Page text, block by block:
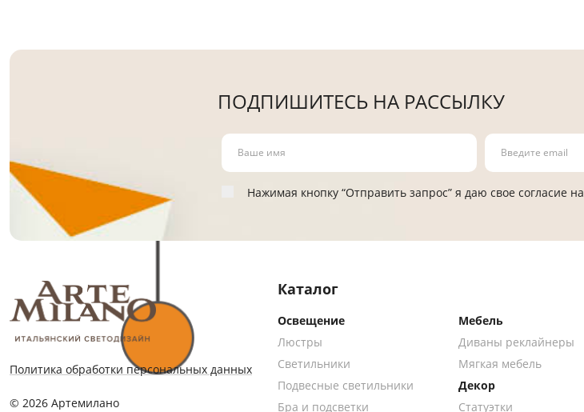
ПОДПИШИТЕСЬ НА РАССЫЛКУ
Нажимая кнопку “Отправить запрос” я даю свое согласие на
Политика обработки персональных данных
© 2026 Артемилано
Каталог
Освещение
Люстры
Светильники
Подвесные светильники
Бра и подсветки
Мебель
Диваны реклайнеры
Мягкая мебель
Декор
Статуэтки